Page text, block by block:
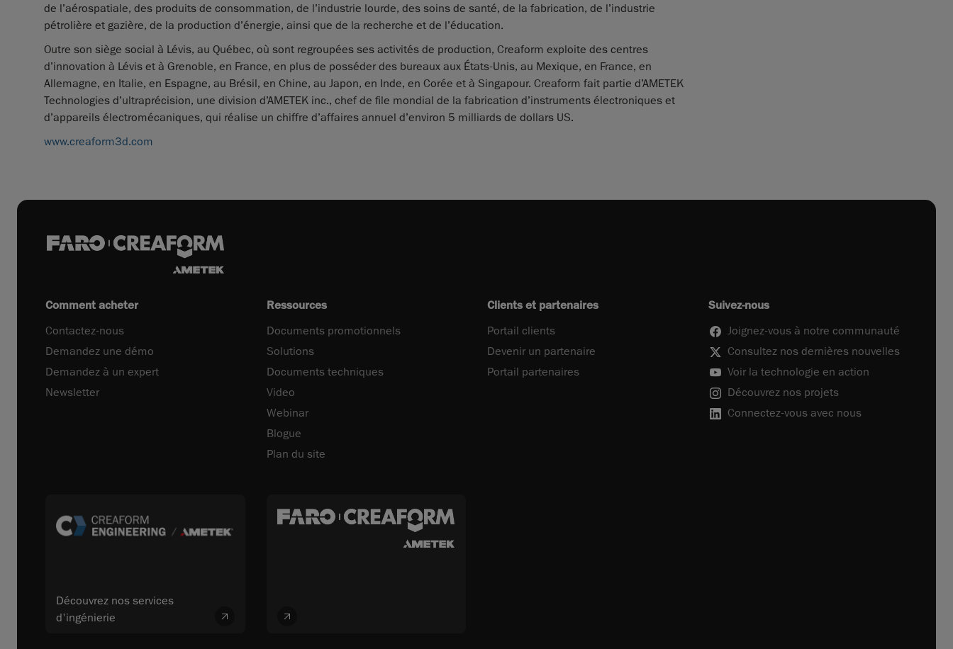
de l’aérospatiale, des produits de consommation, de l’industrie lourde, des soins de santé, de la fabrication, de l’industrie
pétrolière et gazière, de la production d’énergie, ainsi que de la recherche et de l’éducation.
Outre son siège social à Lévis, au Québec, où sont regroupées ses activités de production, Creaform exploite des centres
d’innovation à Lévis et à Grenoble, en France, en plus de posséder des bureaux aux États-Unis, au Mexique, en France, en
Allemagne, en Italie, en Espagne, au Brésil, en Chine, au Japon, en Inde, en Corée et à Singapour. Creaform fait partie d’AMETEK
Technologies d’ultraprécision, une division d’AMETEK inc., chef de file mondial de la fabrication d’instruments électroniques et
d’appareils électromécaniques, qui réalise un chiffre d’affaires annuel d’environ 5 milliards de dollars US.
www.creaform3d.com
Comment acheter
Contactez-nous
Demandez une démo
Demandez à un expert
Newsletter
Ressources
Documents promotionnels
Solutions
Documents techniques
Video
Webinar
Blogue
Plan du site
Clients et partenaires
Portail clients
Devenir un partenaire
Portail partenaires
Suivez-nous
Joignez-vous à notre communauté
Consultez nos dernières nouvelles
Voir la technologie en action
Découvrez nos projets
Connectez-vous avec nous
Découvrez nos services
d'ingénierie